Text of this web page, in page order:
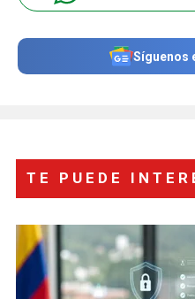
Síguenos
TE PUEDE